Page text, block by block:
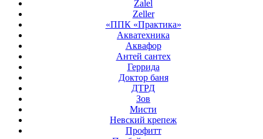
Zalel
Zeller
«ППК «Практика»
Акватехника
Аквафор
Антей сантех
Геррида
Доктор баня
ДТРД
Зов
Мисти
Невский крепеж
Профитт